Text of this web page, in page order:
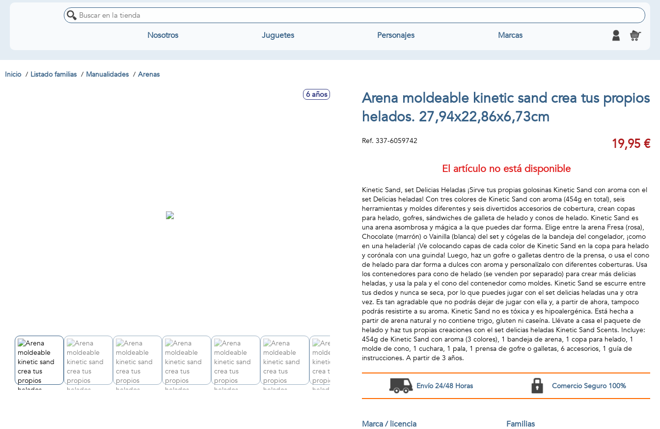
Nosotros Juguetes Personajes Marcas
Inicio Listado familias Manualidades Arenas
6 años
Arena moldeable kinetic sand crea tus propios
helados. 27,94x22,86x6,73cm
Ref. 337-6059742 19,95 €
El artículo no está disponible
Kinetic Sand, set Delicias Heladas ¡Sirve tus propias golosinas Kinetic Sand con aroma con el
set Delicias heladas! Con tres colores de Kinetic Sand con aroma (454g en total), seis
herramientas y moldes diferentes y seis divertidos accesorios de cobertura, crean copas
para helado, gofres, sándwiches de galleta de helado y conos de helado. Kinetic Sand es
una arena asombrosa y mágica a la que puedes dar forma. Elige entre la arena Fresa (rosa),
Chocolate (marrón) o Vainilla (blanca) del set y cógelas de la bandeja del congelador, ¡como
en una heladería! ¡Ve colocando capas de cada color de Kinetic Sand en la copa para helado
y corónala con una guinda! Luego, haz un gofre o galletas dentro de la prensa, o usa el cono
de helado para dar forma a dulces con aroma y personalízalo con diferentes coberturas. Usa
los contenedores para cono de helado (se venden por separado) para crear más delicias
heladas, y usa la pala y el cono del contenedor como moldes. Kinetic Sand se escurre entre
tus dedos y nunca se seca, por lo que puedes jugar con el set delicias heladas una y otra
vez. Es tan agradable que no podrás dejar de jugar con ella y, a partir de ahora, tampoco
podrás resistirte a su aroma. Kinetic Sand no es tóxica y es hipoalergénica. Está hecha a
partir de arena natural y no contiene trigo, gluten ni caseína. Llévate a casa el paquete de
helado y haz tus propias creaciones con el set delicias heladas Kinetic Sand Scents. Incluye:
454g de Kinetic Sand con aroma (3 colores), 1 bandeja de arena, 1 copa para helado, 1
molde de cono, 1 cuchara, 1 pala, 1 prensa de gofre o galletas, 6 accesorios, 1 guía de
instrucciones. A partir de 3 años.
Envío 24/48 Horas Comercio Seguro 100%
Marca / licencia Familias